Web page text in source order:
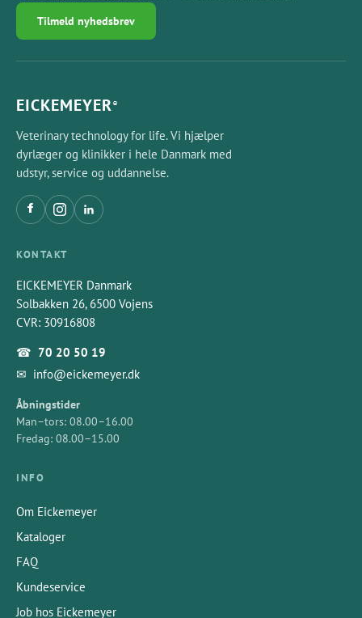
Tilmeld nyhedsbrev
EICKEMEYER®
Veterinary technology for life. Vi hjælper
dyrlæger og klinikker i hele Danmark med
udstyr, service og uddannelse.
KONTAKT
EICKEMEYER Danmark
Solbakken 26, 6500 Vojens
CVR: 30916808
☎ 70 20 50 19
✉ info@eickemeyer.dk
Åbningstider
Man–tors: 08.00–16.00
Fredag: 08.00–15.00
INFO
Om Eickemeyer
Kataloger
FAQ
Kundeservice
Job hos Eickemeyer